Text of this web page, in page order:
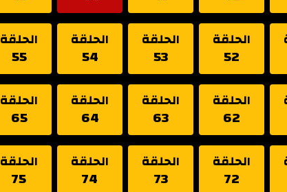
الحلقة
52
الحلقة
53
الحلقة
54
الحلقة
55
الحلقة
62
الحلقة
63
الحلقة
64
الحلقة
65
الحلقة
72
الحلقة
73
الحلقة
74
الحلقة
75